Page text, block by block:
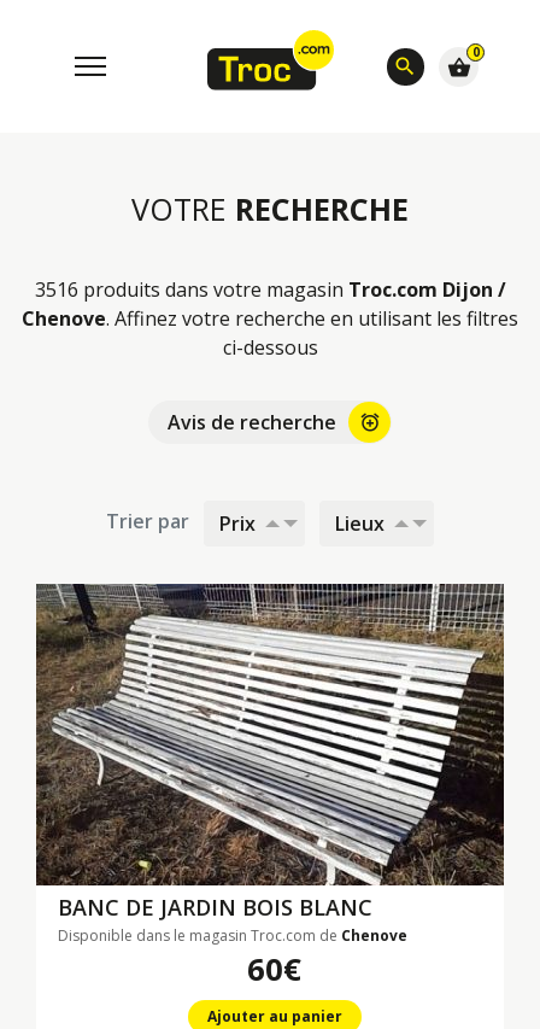
search
0
shopping_basket
VOTRE RECHERCHE
3516 produits dans votre magasin Troc.com Dijon /
Chenove. Affinez votre recherche en utilisant les filtres
ci-dessous
Avis de recherche alarm_add
Trier par Prix Lieux
BANC DE JARDIN BOIS BLANC
Disponible dans le magasin Troc.com de Chenove
60€
Ajouter au panier